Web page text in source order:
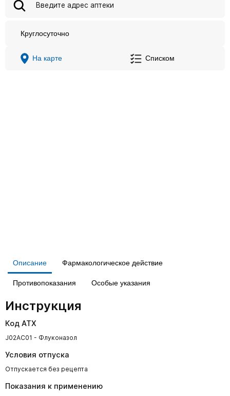
Круглосуточно
На карте Списком
Описание Фармакологическое действие
Противопоказания Особые указания
Инструкция
Код АТХ
J02AC01 - Флуконазол
Условия отпуска
Отпускается без рецепта
Показания к применению